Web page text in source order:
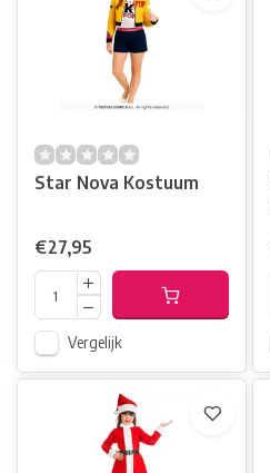
Star Nova Kostuum
€27,95
Vergelijk